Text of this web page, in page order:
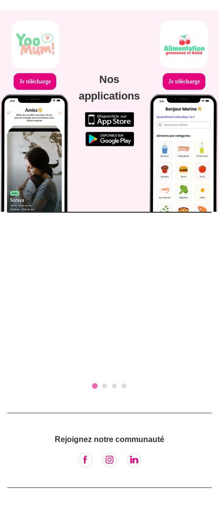
Je télécharge
Nos
applications
Je télécharge
Rejoignez notre communauté